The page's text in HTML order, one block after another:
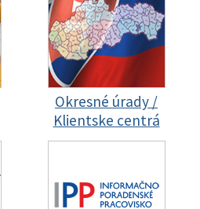
Okresné úrady /
Klientske centrá